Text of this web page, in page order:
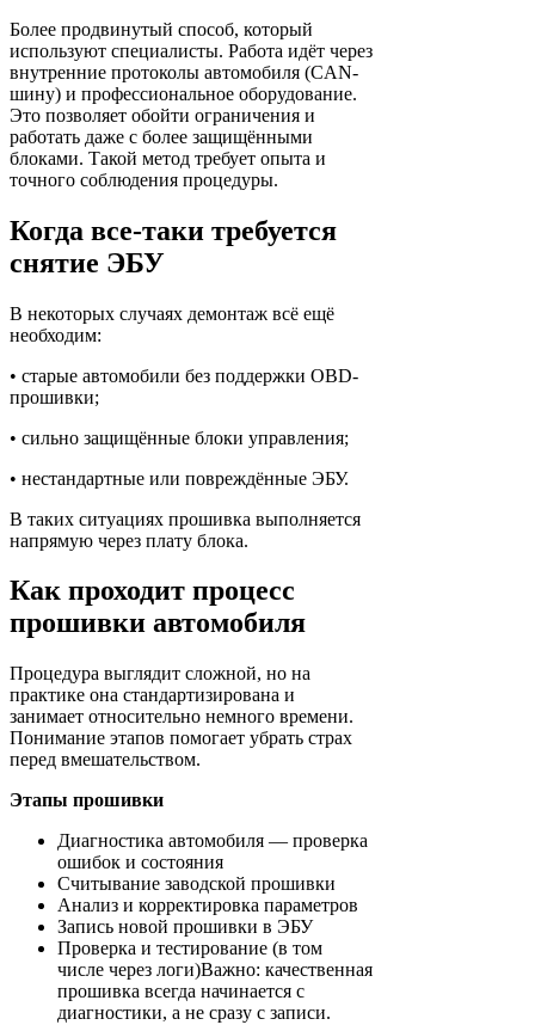
Более продвинутый способ, который
используют специалисты. Работа идёт через
внутренние протоколы автомобиля (CAN-
шину) и профессиональное оборудование.
Это позволяет обойти ограничения и
работать даже с более защищёнными
блоками. Такой метод требует опыта и
точного соблюдения процедуры.
Когда все-таки требуется
снятие ЭБУ
В некоторых случаях демонтаж всё ещё
необходим:
• старые автомобили без поддержки OBD-
прошивки;
• сильно защищённые блоки управления;
• нестандартные или повреждённые ЭБУ.
В таких ситуациях прошивка выполняется
напрямую через плату блока.
Как проходит процесс
прошивки автомобиля
Процедура выглядит сложной, но на
практике она стандартизирована и
занимает относительно немного времени.
Понимание этапов помогает убрать страх
перед вмешательством.
Этапы прошивки
Диагностика автомобиля — проверка
ошибок и состояния
Считывание заводской прошивки
Анализ и корректировка параметров
Запись новой прошивки в ЭБУ
Проверка и тестирование (в том
числе через логи)Важно: качественная
прошивка всегда начинается с
диагностики, а не сразу с записи.